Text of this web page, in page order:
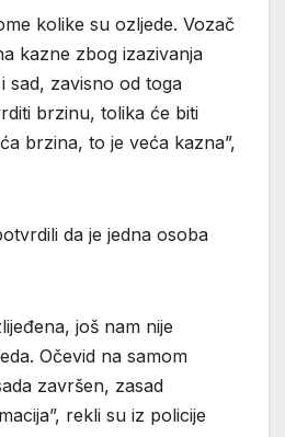
kolike su ozljede. Vozač
kazne zbog izazivanja
sad, zavisno od toga
brzinu, tolika će biti
brzina, to je veća kazna”,
da je jedna osoba
još nam nije
Očevid na samom
završen, zasad
rekli su iz policije